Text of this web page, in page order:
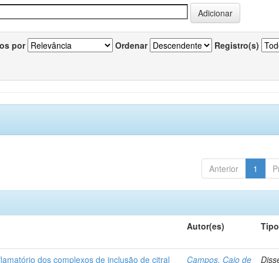
por Ordenar Registro(s)
Anterior 1
Autor(es) Tipo
dos complexos de inclusão de citral Campos, Caio de